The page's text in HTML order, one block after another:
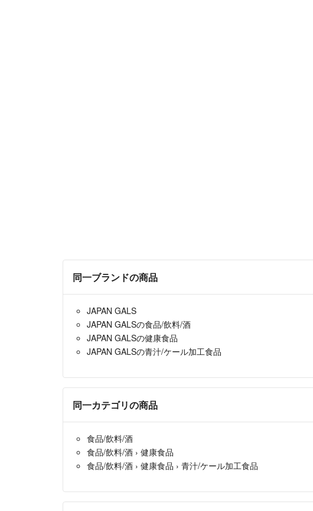
同一ブランドの商品
JAPAN GALS
JAPAN GALSの食品/飲料/酒
JAPAN GALSの健康食品
JAPAN GALSの青汁/ケール加工食品
同一カテゴリの商品
食品/飲料/酒
食品/飲料/酒 › 健康食品
食品/飲料/酒 › 健康食品 › 青汁/ケール加工食品